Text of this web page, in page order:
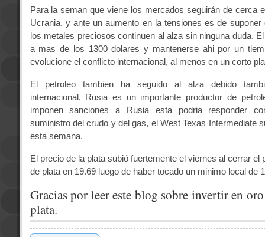
Para la seman que viene los mercados seguirán de cerca
Ucrania, y ante un aumento en la tensiones es de suponer
los metales preciosos continuen al alza sin ninguna duda.
a mas de los 1300 dolares y mantenerse ahi por un
evolucione el conflicto internacional, al menos en un corto
El petroleo tambien ha seguido al alza debido
internacional, Rusia es un importante productor de
imponen sanciones a Rusia esta podria responder
suministro del crudo y del gas, el West Texas Intermediate
esta semana.
El precio de la plata subió fuertemente el viernes al cerrar el
de plata en 19.69 luego de haber tocado un minimo local de
Gracias por leer este blog sobre invertir en
plata.